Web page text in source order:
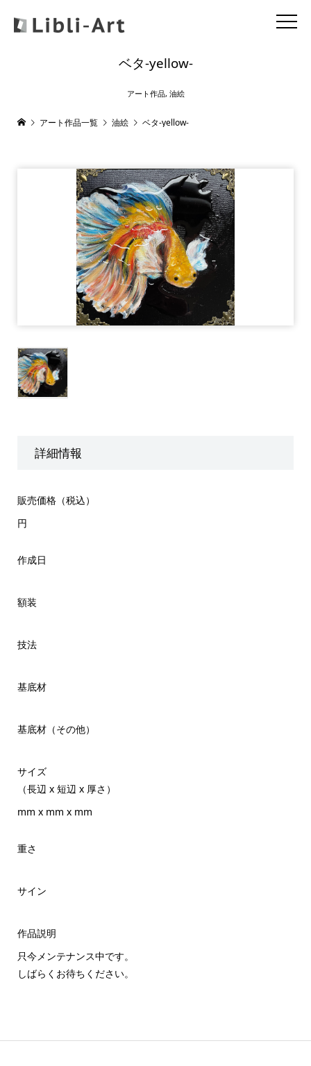
ベタ-yellow-
アート作品, 油絵
アート作品一覧 油絵 ベタ-yellow-
詳細情報
販売価格（税込）
円
作成日
額装
技法
基底材
基底材（その他）
サイズ
（長辺 x 短辺 x 厚さ）
mm x mm x mm
重さ
サイン
作品説明
只今メンテナンス中です。
しばらくお待ちください。